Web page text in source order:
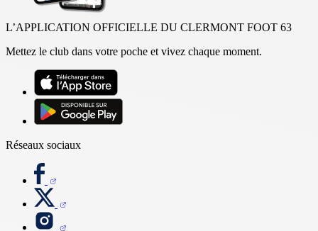
L’APPLICATION OFFICIELLE DU CLERMONT FOOT 63
Mettez le club dans votre poche et vivez chaque moment.
Réseaux sociaux